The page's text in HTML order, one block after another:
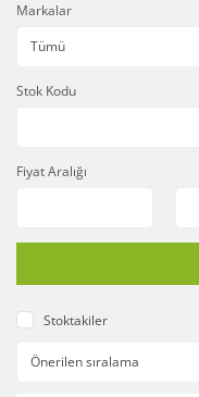
Markalar
Stok Kodu
Fiyat Aralığı
Stoktakiler